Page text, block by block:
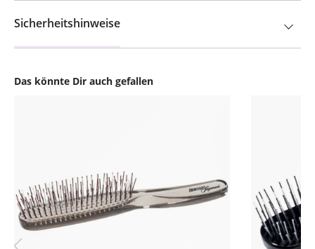
Das könnte Dir auch gefallen
Sicherheitshinweise